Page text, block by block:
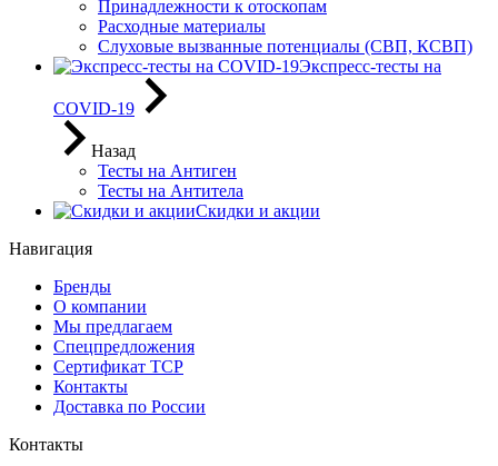
Принадлежности к отоскопам
Расходные материалы
Слуховые вызванные потенциалы (СВП, КСВП)
Экспресс-тесты на
COVID-19
Назад
Тесты на Антиген
Тесты на Антитела
Скидки и акции
Навигация
Бренды
О компании
Мы предлагаем
Спецпредложения
Сертификат ТСР
Контакты
Доставка по России
Контакты